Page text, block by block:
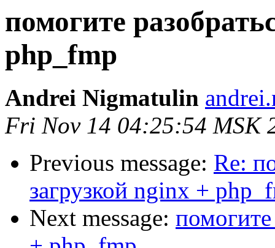
помогите
php_fmp
Andrei Nigmatulin
Fri Nov 14 04:25:54 MSK
Previous message: Re:
загрузкой nginx +
Next message: помогите